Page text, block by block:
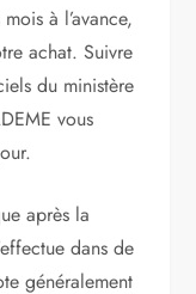
à l’avance,
achat. Suivre
du ministère
vous
après la
dans de
généralement